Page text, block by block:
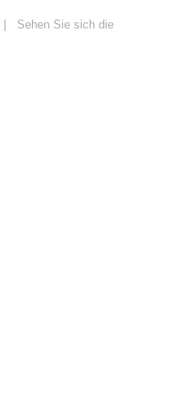
| Sehen Sie sich die